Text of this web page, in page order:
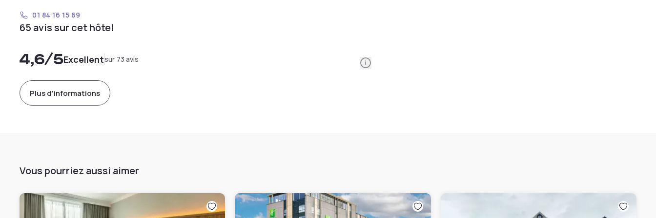
01 84 16 15 69
65 avis sur cet hôtel
4,6/5Excellentsur 73 avis Information
Plus d'informations
Vous pourriez aussi aimer